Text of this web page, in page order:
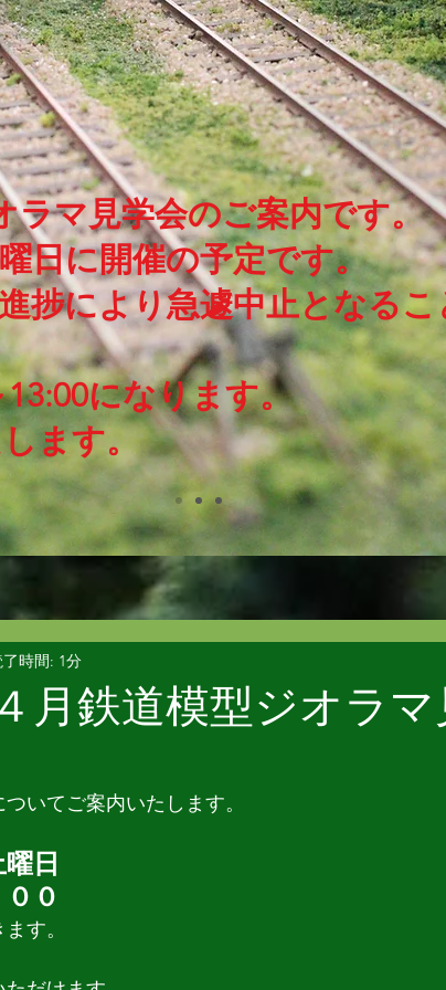
ラマ見学会のご案内です。
日に開催の予定です。
捗により急遽中止となる
になります。
ます。
月鉄道模型ジオラ
時間: 1分
いてご案内いたします。
日
０
す。